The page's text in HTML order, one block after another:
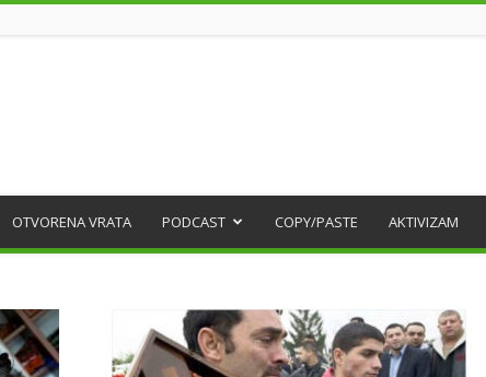
OTVORENA VRATA PODCAST COPY/PASTE AKTIVIZAM